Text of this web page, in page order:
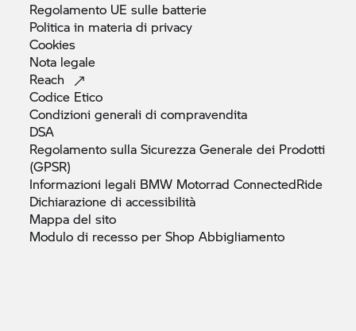
Regolamento UE sulle batterie
Politica in materia di privacy
Cookies
Nota legale
Reach
Codice Etico
Condizioni generali dicompravendita
DSA
Regolamento sulla Sicurezza Generale dei Prodotti
(GPSR)
Informazioni legali BMW Motorrad ConnectedRide
Dichiarazione diaccessibilità
Mappa delsito
Modulo di recesso per ShopAbbigliamento